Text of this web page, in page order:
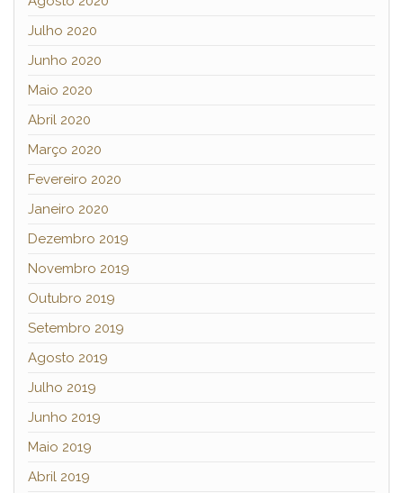
Julho 2020
Junho 2020
Maio 2020
Abril 2020
Março 2020
Fevereiro 2020
Janeiro 2020
Dezembro 2019
Novembro 2019
Outubro 2019
Setembro 2019
Agosto 2019
Julho 2019
Junho 2019
Maio 2019
Abril 2019